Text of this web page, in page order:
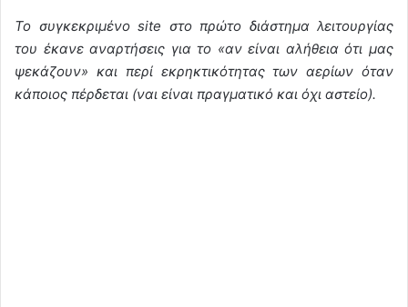
Το συγκεκριμένο site στο πρώτο διάστημα λειτουργίας
του έκανε αναρτήσεις για το «αν είναι αλήθεια ότι μας
ψεκάζουν» και περί εκρηκτικότητας των αερίων όταν
κάποιος πέρδεται (ναι είναι πραγματικό και όχι αστείο).